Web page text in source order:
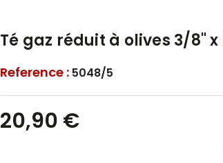
Té gaz réduit à olives 3/8" x
Reference : 5048/5
20,90 €